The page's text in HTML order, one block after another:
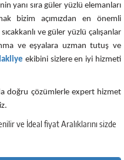
yanı sıra güler yüzlü elemanları
bizim açımızdan en önemli
ve güler yüzlü çalışanlar
ve eşyalara uzman tutuş ve
ekibini sizlere en iyi hizmeti
doğru çözümlerle expert hizmet
ve İdeal fiyat Aralıklarını sizde